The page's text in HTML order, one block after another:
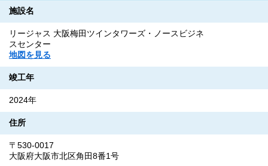
施設名
リージャス 大阪梅田ツインタワーズ・ノースビジネ
スセンター
地図を見る
竣工年
2024年
住所
〒530-0017
大阪府大阪市北区角田8番1号